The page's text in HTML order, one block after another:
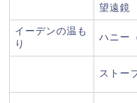
望遠鏡
イーデンの温も
り
ハニー
ストー